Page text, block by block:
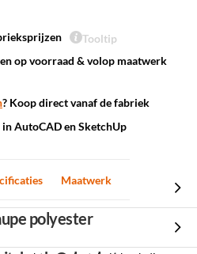
Tooltip
op voorraad & volop maatwerk
? Koop direct vanaf de fabriek
AutoCAD en SketchUp
Maatwerk
polyester